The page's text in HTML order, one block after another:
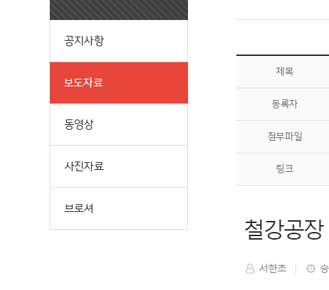
공지사항
보도자료
동영상
사진자료
브로셔
제목
등록자
첨부파일
링크